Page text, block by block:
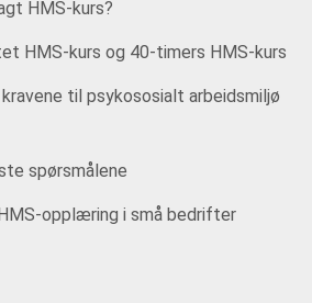
HMS-kurs?
HMS-kurs og 40-timers HMS-kurs
kravene til psykososialt arbeidsmiljø
spørsmålene
opplæring i små bedrifter